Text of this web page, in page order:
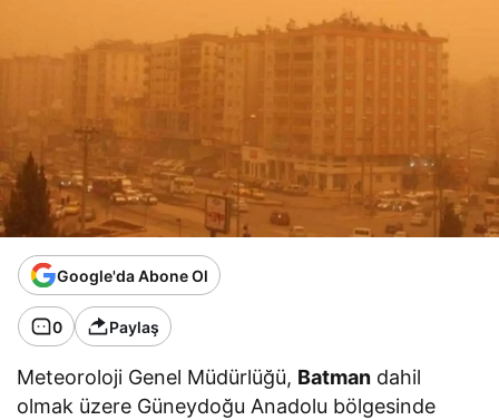
Google'da Abone Ol
0 Paylaş
Meteoroloji Genel Müdürlüğü, Batman dahil
olmak üzere Güneydoğu Anadolu bölgesinde